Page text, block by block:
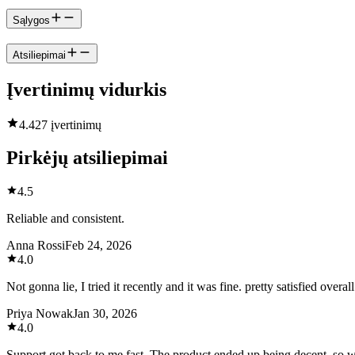
Sąlygos
Atsiliepimai
Įvertinimų vidurkis
4.427 įvertinimų
Pirkėjų atsiliepimai
4.5
Reliable and consistent.
Anna RossiFeb 24, 2026
4.0
Not gonna lie, I tried it recently and it was fine. pretty satisfied
Priya NowakJan 30, 2026
4.0